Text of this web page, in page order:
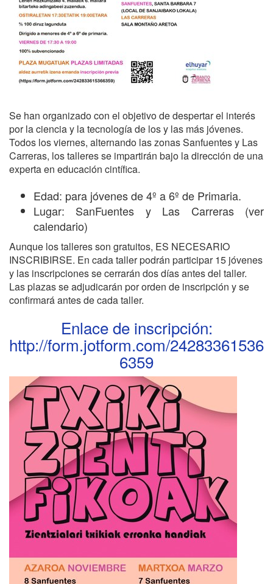
Se han organizado con el objetivo de despertar el interés
por la ciencia y la tecnología de los y las más jóvenes.
Todos los viernes, alternando las zonas Sanfuentes y Las
Carreras, los talleres se impartirán bajo la dirección de una
experta en educación cintífica.
Edad: para jóvenes de 4º a 6º de Primaria.
Lugar: SanFuentes y Las Carreras (ver
calendario)
Aunque los talleres son gratuitos, ES NECESARIO
INSCRIBIRSE. En cada taller podrán participar 15 jóvenes
y las inscripciones se cerrarán dos días antes del taller.
Las plazas se adjudicarán por orden de inscripción y se
confirmará antes de cada taller.
Enlace de inscripción:
http://form.jotform.com/24283361536
6359